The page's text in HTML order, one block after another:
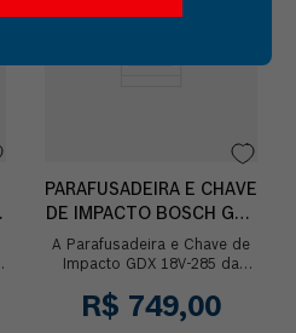
PARAFUSADEIRA E CHAVE
DE IMPACTO BOSCH GDX
18V-285 285NM 2800RPM
SB
A Parafusadeira e Chave de
Impacto GDX 18V-285 da
grande potência,
versatilidade e precisão, p...
R$ 749,00